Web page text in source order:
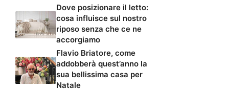
Dove posizionare il letto:
cosa influisce sul nostro
riposo senza che ce ne
accorgiamo
Flavio Briatore, come
addobberà quest’anno la
sua bellissima casa per
Natale